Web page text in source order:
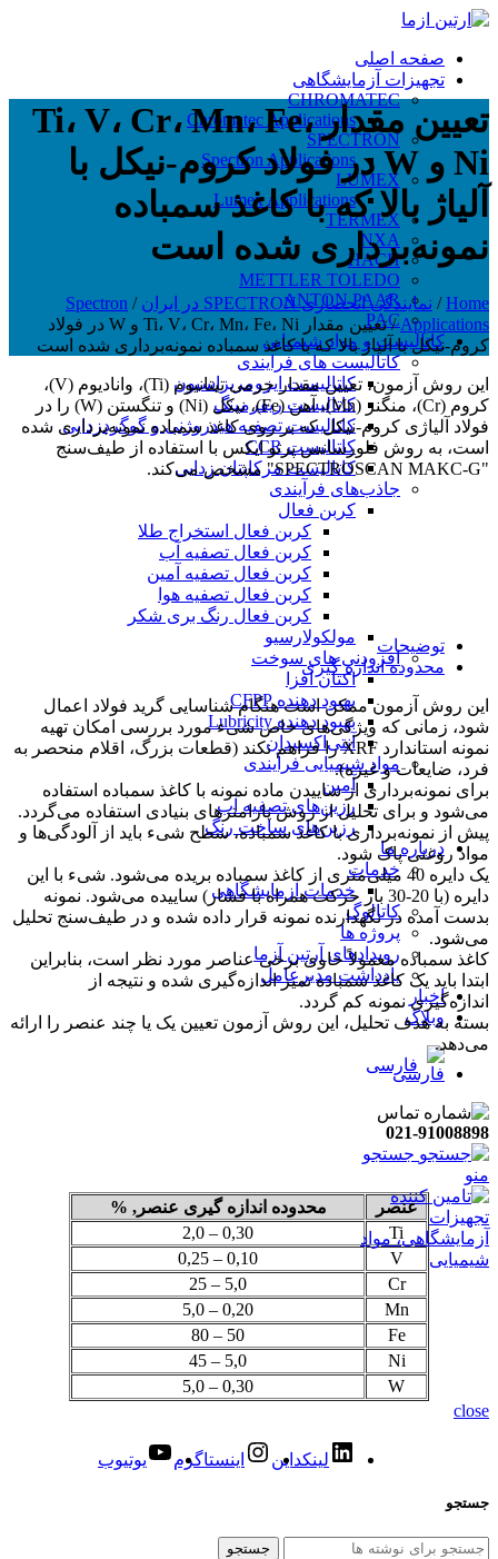
صفحه اصلی
تجهیزات آزمایشگاهی
CHROMATEC
Chromatec Applications
SPECTRON
Spectron Applications
LUMEX
Lumex Applications
TERMEX
NXA
HACH
METTLER TOLEDO
ANTON PAAR
PAC
کاتالیست و مواد شیمیایی
کاتالیست های فرایندی
کاتالیست ایزومریزاسیون
کاتالیست ریفرمینگ
کاتالیست تصفیه هیدروژنی و گوگردزدایی
کاتالیست CCR
کاتالیست مرکاپتان زدایی
جاذب‌های فرآیندی
کربن فعال
کربن فعال استخراج طلا
کربن فعال تصفیه آب
کربن فعال تصفیه آمین
کربن فعال تصفیه هوا
کربن فعال رنگ بری شکر
مولکولارسیو
افزودنی های سوخت
اکتان افزا
بهبود دهنده CFPP
بهبود دهنده Lubricity
آنتی‌اکسیدان
مواد شیمیایی فرآیندی
آمین
رزین‌های تصفیه آب
رزین‌های ساخت رنگ
درباره ما
خدمات
خدمات آزمایشگاهی
کاتالوگ
پروژه ها
رویدادهای آرتین آزما
یادداشت مدیرعامل
اخبار
وبلاگ
فارسی
021-91008898
جستجو
منو
تعیین مقدار Ti، V، Cr، Mn، Fe،
Ni و W در فولاد کروم-نیکل با
آلیاژ بالا که با کاغذ سمباده
نمونه‌برداری شده است
Home
/ نمایندگی انحصاری SPECTRON در ایران /
Spectron
Applications
/
تعیین مقدار Ti، V، Cr، Mn، Fe، Ni و W در فولاد
کروم-نیکل با آلیاژ بالا که با کاغذ سمباده نمونه‌برداری شده است
این روش آزمون، تعیین مقدار جرمی تیتانیوم (Ti)، وانادیوم (V)،
کروم (Cr)، منگنز (Mn)، آهن (Fe)، نیکل (Ni) و تنگستن (W) را در
فولاد آلیاژی کروم-نیکل که بر روی کاغذ سمباده نمونه‌برداری شده
است، به روش فلورسانس پرتو ایکس با استفاده از طیف‌سنج
"SPECTROSCAN MAKC-G" مشخص می‌کند.
توضیحات
محدوده اندازه گیری
این روش آزمون ممکن است هنگام شناسایی گرید فولاد اعمال
شود، زمانی که ویژگی‌های خاص شیء مورد بررسی امکان تهیه
نمونه استاندارد XRF را فراهم نکند (قطعات بزرگ، اقلام منحصر به
فرد، ضایعات و غیره).
برای نمونه‌برداری از ساییدن ماده نمونه با کاغذ سمباده استفاده
می‌شود و برای تحلیل از روش پارامترهای بنیادی استفاده می‌گردد.
پیش از نمونه‌برداری با کاغذ سمباده، سطح شیء باید از آلودگی‌ها و
مواد روغنی پاک شود.
یک دایره 40 میلی‌متری از کاغذ سمباده بریده می‌شود. شیء با این
دایره (با 20-30 بار حرکت همراه با فشار) ساییده می‌شود. نمونه
بدست آمده در نگهدارنده نمونه قرار داده شده و در طیف‌سنج تحلیل
می‌شود.
کاغذ سمباده معمولاً حاوی برخی عناصر مورد نظر است، بنابراین
ابتدا باید یک کاغذ سمباده تمیز اندازه‌گیری شده و نتیجه از
اندازه‌گیری نمونه کم گردد.
بسته به هدف تحلیل، این روش آزمون تعیین یک یا چند عنصر را ارائه
می‌دهد.
عنصر
محدوده اندازه گیری عنصر, %
Ti
0,30 – 2,0
V
0,10 – 0,25
Cr
5,0 – 25
Mn
0,20 – 5,0
Fe
50 – 80
Ni
5,0 – 45
W
0,30 – 5,0
close
لینکداین اینستاگرم یوتیوب
جستجو
جستجو